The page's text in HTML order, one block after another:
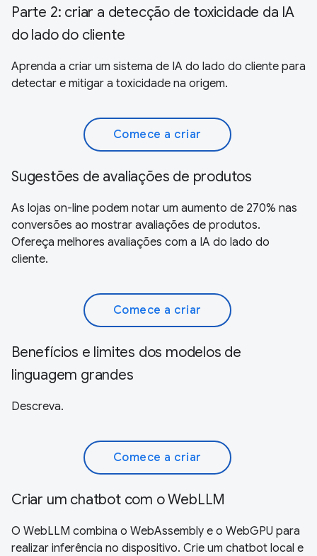
Parte 2: criar a detecção de toxicidade da IA
do lado do cliente
Aprenda a criar um sistema de IA do lado do cliente para
detectar e mitigar a toxicidade na origem.
Comece a criar
Sugestões de avaliações de produtos
As lojas on-line podem notar um aumento de 270% nas
conversões ao mostrar avaliações de produtos.
Ofereça melhores avaliações com a IA do lado do
cliente.
Comece a criar
Benefícios e limites dos modelos de
linguagem grandes
Descreva.
Comece a criar
Criar um chatbot com o WebLLM
O WebLLM combina o WebAssembly e o WebGPU para
realizar inferência no dispositivo. Crie um chatbot local e